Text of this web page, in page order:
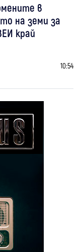
в
на земи за
край
10:54